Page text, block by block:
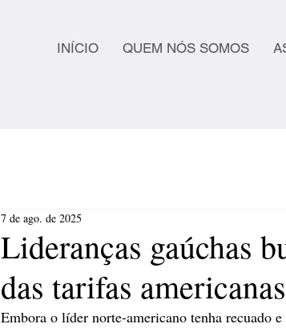
INÍCIO QUEM NÓS SOMOS
Lideranças gaúchas
das tarifas americanas
7 de ago. de 2025
Embora o líder norte-americano tenha recuado